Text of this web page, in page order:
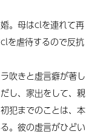
。母はclを連れて再
を虐待するので反抗
吹きと虚言癖が著し
し、家出をして、親
犯までのことは、本
。彼の虚言がひどい